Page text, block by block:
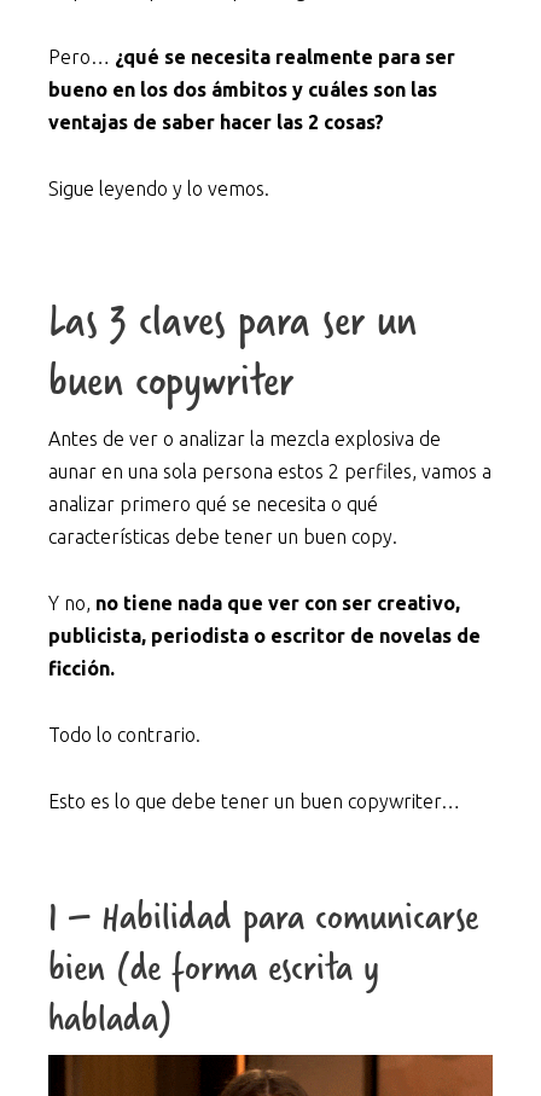
Pero… ¿qué se necesita realmente para ser
bueno en los dos ámbitos y cuáles son las
ventajas de saber hacer las 2 cosas?
Sigue leyendo y lo vemos.
Las 3 claves para ser un
buen copywriter
Antes de ver o analizar la mezcla explosiva de
aunar en una sola persona estos 2 perfiles, vamos a
analizar primero qué se necesita o qué
características debe tener un buen copy.
Y no, no tiene nada que ver con ser creativo,
publicista, periodista o escritor de novelas de
ficción.
Todo lo contrario.
Esto es lo que debe tener un buen copywriter…
1 – Habilidad para comunicarse
bien (de forma escrita y
hablada)